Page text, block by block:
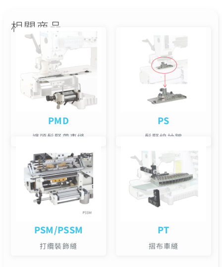
相關商品
PMD
褲頭鬆緊帶車縫
PS
鬆緊線抽皺
PSM/PSSM
打纜裝飾縫
PT
摺布車縫